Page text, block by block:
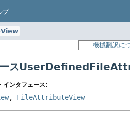
プ
機械翻訳に
ース
インタフェース:
, FileAttributeView